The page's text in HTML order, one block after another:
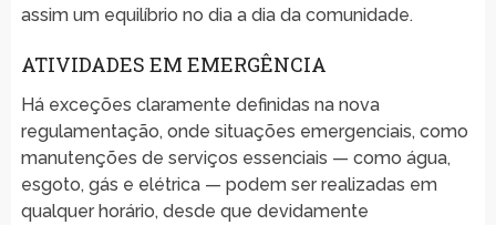
assim um equilíbrio no dia a dia da comunidade.
ATIVIDADES EM EMERGÊNCIA
Há exceções claramente definidas na nova
regulamentação, onde situações emergenciais, como
manutenções de serviços essenciais — como água,
esgoto, gás e elétrica — podem ser realizadas em
qualquer horário, desde que devidamente